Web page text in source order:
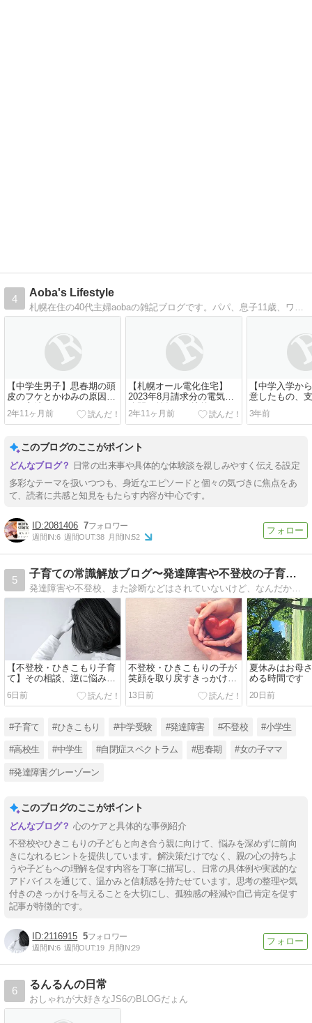
4
Aoba's Lifestyle
【中学生男子】思春期の頭
皮のフケとかゆみの原因と
ケア方法について
2年11ヶ月前
【札幌オール電化住宅】
2023年8月請求分の電気代
公開と前年との比較
2年11ヶ月前
【中学入学か
意したもの、
3年前
このブログのここがポイント
日常の出来事や具体的な体験談を親しみやすく伝える設定
多彩なテーマを扱いつつも、身近なエピソードと個々の気づきに焦点をあ
て、読者に共感と知見をもたらす内容が中心です。
2081406 7
週間IN:6 週間OUT:38 月間IN:52
5
子育ての常識解放ブログ〜発達障害や不登校の子育てを応援〜
発達障害や不登校、また診断などはされていないけど、なんだか他の子と違う個性的な子。個性に合わせた方がいいのか、集団についていけるようにしつけた方がいいのか。悩むママへ子どもへの具体的な対応法や考え方をお届けします。
【不登校・ひきこもり子育
て】その相談、逆に悩みを
深くしているかもしれませ
ん
6日前
不登校・ひきこもりの子が
笑顔を取り戻すきっかけは
コレ！
13日前
夏休みはお母
める時間です
20日前
#子育て #ひきこもり #中学受験 #発達障害 #不登校 #小学生
#高校生 #中学生 #自閉症スペクトラム #思春期 #女の子ママ
#発達障害グレーゾーン
このブログのここがポイント
心のケアと具体的な事例紹介
不登校やひきこもりの子どもと向き合う親に向けて、悩みを深めずに前向
きになれるヒントを提供しています。解決策だけでなく、親の心の持ちよ
うや子どもへの理解を促す内容を丁寧に描写し、日常の具体例や実践的な
アドバイスを通じて、温かみと信頼感を持たせています。思考の整理や気
付きのきっかけを与えることを大切にし、孤独感の軽減や自己肯定を促す
記事が特徴的です。
2116915 5
週間IN:6 週間OUT:19 月間IN:29
6
るんるんの日常
おしゃれが大好きなJS6のBLOGだょん